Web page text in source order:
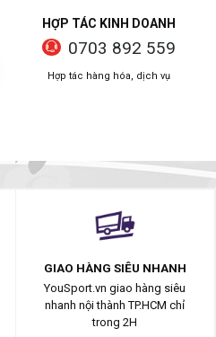
HỢP TÁC KINH DOANH
0703 892 559
Hợp tác hàng hóa, dịch vụ
GIAO HÀNG SIÊU NHANH
YouSport.vn giao hàng siêu
nhanh nội thành TP.HCM chỉ
trong 2H